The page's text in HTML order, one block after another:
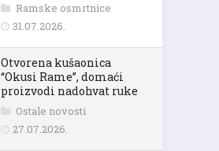
Ramske osmrtnice
31.07.2026.
Otvorena kušaonica
“Okusi Rame”, domaći
proizvodi nadohvat ruke
Ostale novosti
27.07.2026.